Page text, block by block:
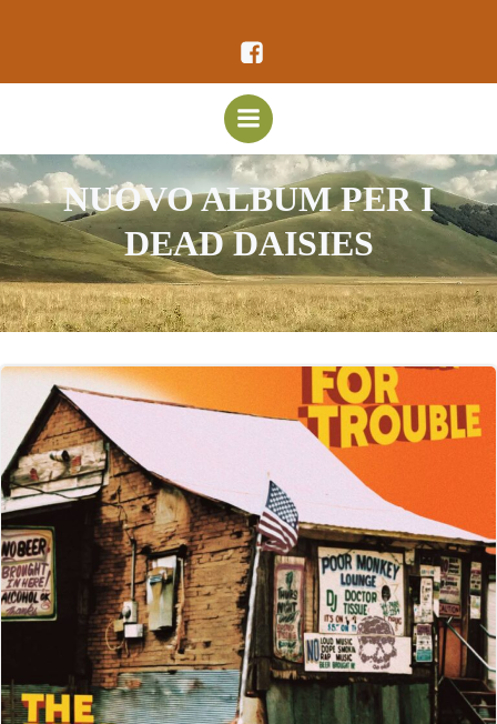
al
contenuto
NUOVO ALBUM PER I
DEAD DAISIES